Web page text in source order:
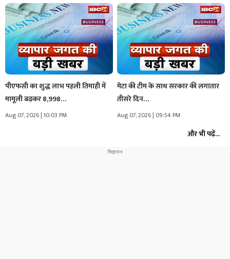
पीएफसी का शुद्ध लाभ पहली तिमाही में
मामूली बढ़कर 8,998…
Aug 07, 2026 | 10:03 PM
मेटा की टीम के साथ सरकार की लगातार
तीसरे दिन…
Aug 07, 2026 | 09:54 PM
और भी पढ़ें...